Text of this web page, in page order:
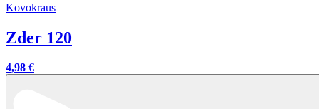
Kovokraus
Zder 120
4,98 €